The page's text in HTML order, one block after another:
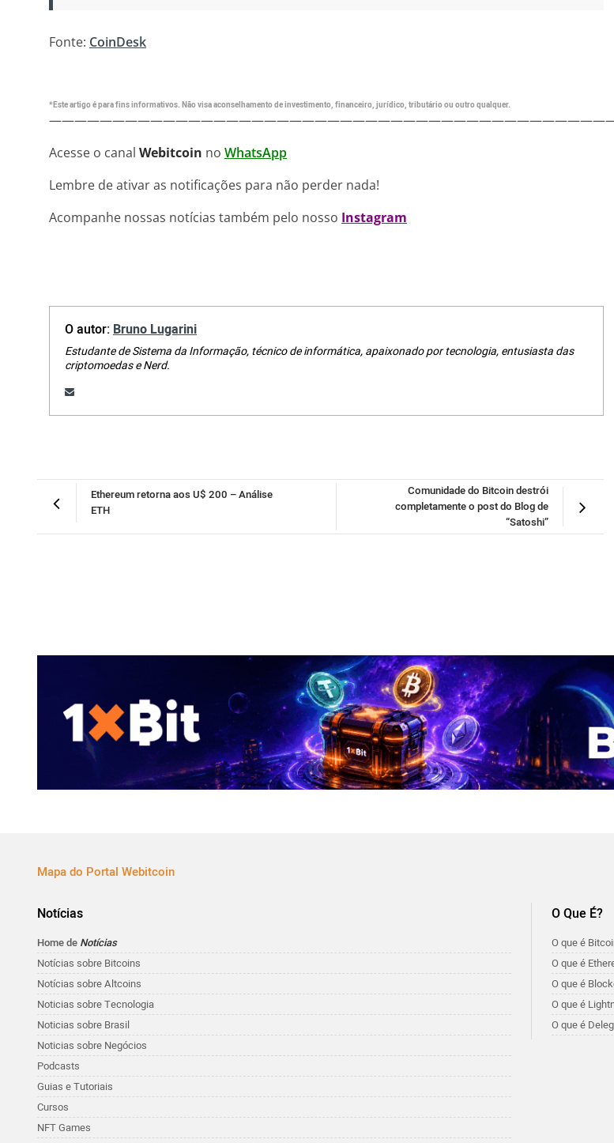
Fonte: CoinDesk
*Este artigo é para fins informativos. Não visa aconselhamento de investimento, financeiro, jurídico, tributário ou outro qualquer.
Acesse o canal Webitcoin no WhatsApp
Lembre de ativar as notificações para não perder nada!
Acompanhe nossas notícias também pelo nosso Instagram
O autor:Bruno Lugarini
Estudante de Sistema da Informação, técnico de informática, apaixonado por tecnologia, entusiasta das
criptomoedas e Nerd.
Comunidade do Bitcoin destrói
completamente o post do Blog de
“Satoshi”
Ethereum retorna aos U$ 200 – Análise
ETH
Mapa do Portal Webitcoin
Notícias
Home de Notícias
Notícias sobre Bitcoins
Notícias sobre Altcoins
Noticias sobre Tecnologia
Noticias sobre Brasil
Noticias sobre Negócios
Podcasts
Guias e Tutoriais
Cursos
NFT Games
O Que É?
O que é
O que é
O que é
O que é
O que é